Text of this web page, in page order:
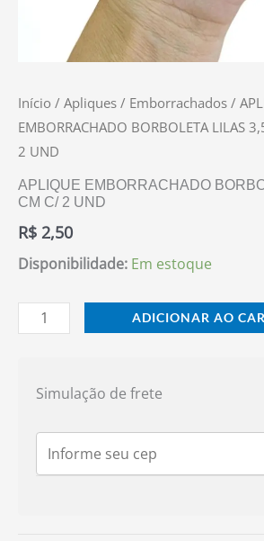
Início / Apliques / Emborrachados /
EMBORRACHADO BORBOLETA LILAS
2 UND
APLIQUE EMBORRACHADO
CM C/ 2 UND
R$ 2,50
Disponibilidade: Em estoque
ADICIONAR AO
Simulação de frete